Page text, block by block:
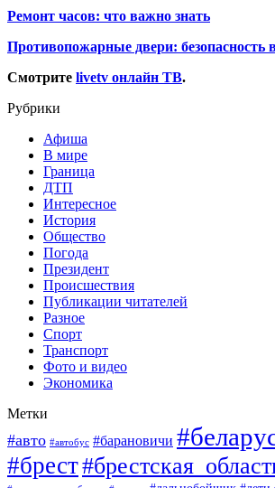
Ремонт часов: что важно знать
Противопожарные двери: безопасность
Смотрите livetv онлайн ТВ.
Рубрики
Афиша
В мире
Граница
ДТП
Интересное
История
Общество
Погода
Президент
Происшествия
Публикации читателей
Разное
Спорт
Транспорт
Фото и видео
Экономика
Метки
#авто #автобус #барановичи
#брест